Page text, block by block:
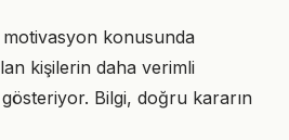
motivasyon konusunda
kişilerin daha verimli
Bilgi, doğru kararın